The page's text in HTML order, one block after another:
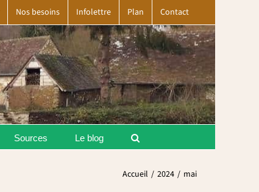
Nos besoins Infolettre Plan Contact
Sources Le blog
Accueil 2024 mai